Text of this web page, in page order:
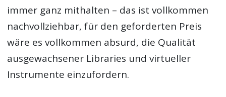
immer ganz mithalten – das ist vollkommen
nachvollziehbar, für den geforderten Preis
wäre es vollkommen absurd, die Qualität
ausgewachsener Libraries und virtueller
Instrumente einzufordern.